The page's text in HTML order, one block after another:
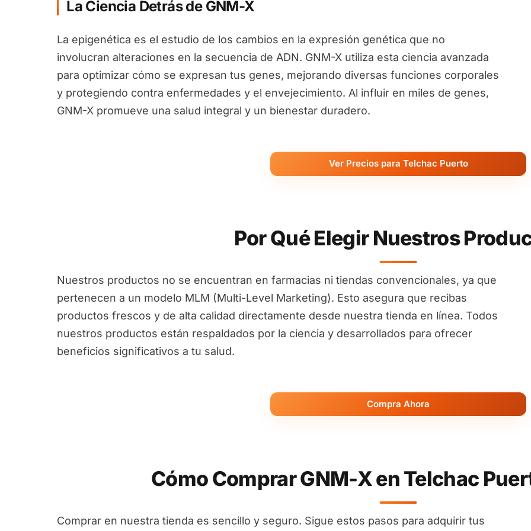
La Ciencia Detrás de GNM-X
La epigenética es el estudio de los cambios en la expresión genética que no
involucran alteraciones en la secuencia de ADN. GNM-X utiliza esta ciencia avanzada
para optimizar cómo se expresan tus genes, mejorando diversas funciones corporales
y protegiendo contra enfermedades y el envejecimiento. Al influir en miles de genes,
GNM-X promueve una salud integral y un bienestar duradero.
Ver Precios para Telchac Puerto
Por Qué Elegir Nuestros
Nuestros productos no se encuentran en farmacias ni tiendas convencionales, ya que
pertenecen a un modelo MLM (Multi-Level Marketing). Esto asegura que recibas
productos frescos y de alta calidad directamente desde nuestra tienda en línea. Todos
nuestros productos están respaldados por la ciencia y desarrollados para ofrecer
beneficios significativos a tu salud.
Compra Ahora
Cómo Comprar GNM-X en Telchac
Comprar en nuestra tienda es sencillo y seguro. Sigue estos pasos para adquirir tus